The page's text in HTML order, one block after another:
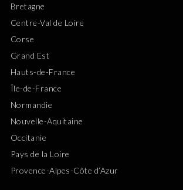
Bretagne
Centre-Val de Loire
Corse
Grand Est
Hauts-de-France
Île-de-France
Normandie
Nouvelle-Aquitaine
Occitanie
Pays de la Loire
Provence-Alpes-Côte d’Azur